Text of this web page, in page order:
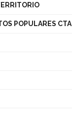
POPULARES CTA